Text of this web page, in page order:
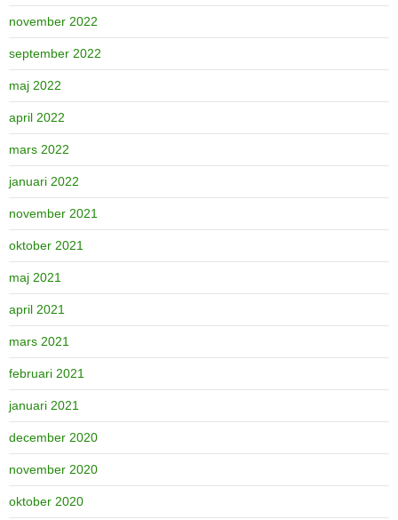
november 2022
september 2022
maj 2022
april 2022
mars 2022
januari 2022
november 2021
oktober 2021
maj 2021
april 2021
mars 2021
februari 2021
januari 2021
december 2020
november 2020
oktober 2020